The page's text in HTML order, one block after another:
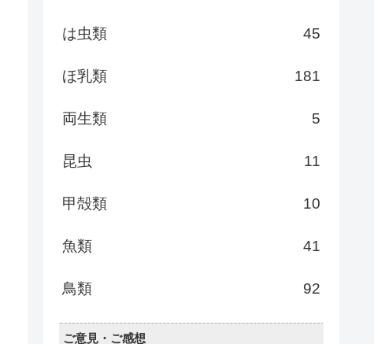
は虫類 45
ほ乳類 181
両生類 5
昆虫 11
甲殻類 10
魚類 41
鳥類 92
ご意見・ご感想